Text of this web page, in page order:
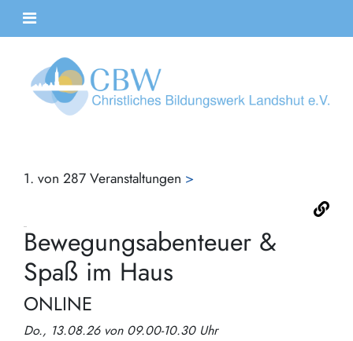
1. von 287 Veranstaltungen >
Bewegungsabenteuer &
Spaß im Haus
ONLINE
Do., 13.08.26 von 09.00-10.30 Uhr